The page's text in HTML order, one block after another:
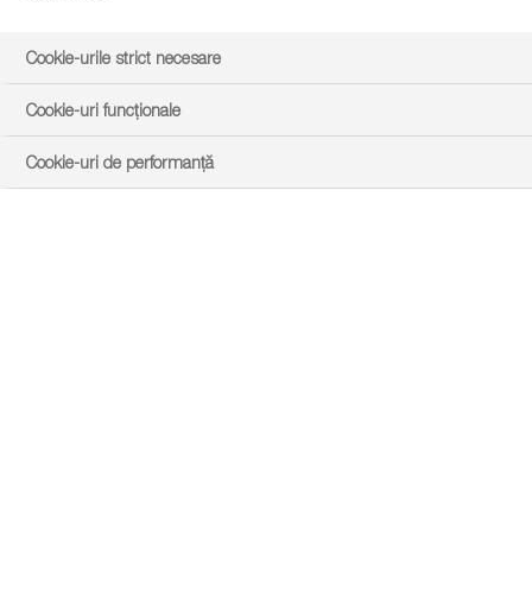
Cookie-urile strict necesare
Cookie-uri funcționale
Cookie-uri de performanță